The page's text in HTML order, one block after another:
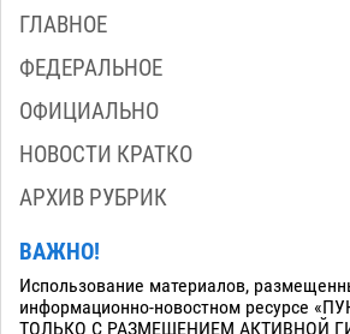
ГЛАВНОЕ
ФЕДЕРАЛЬНОЕ
ОФИЦИАЛЬНО
НОВОСТИ КРАТКО
АРХИВ РУБРИК
ВАЖНО!
Использование материалов,
информационно-новостном ресурсе
ТОЛЬКО С РАЗМЕЩЕНИЕМ АКТИВНОЙ